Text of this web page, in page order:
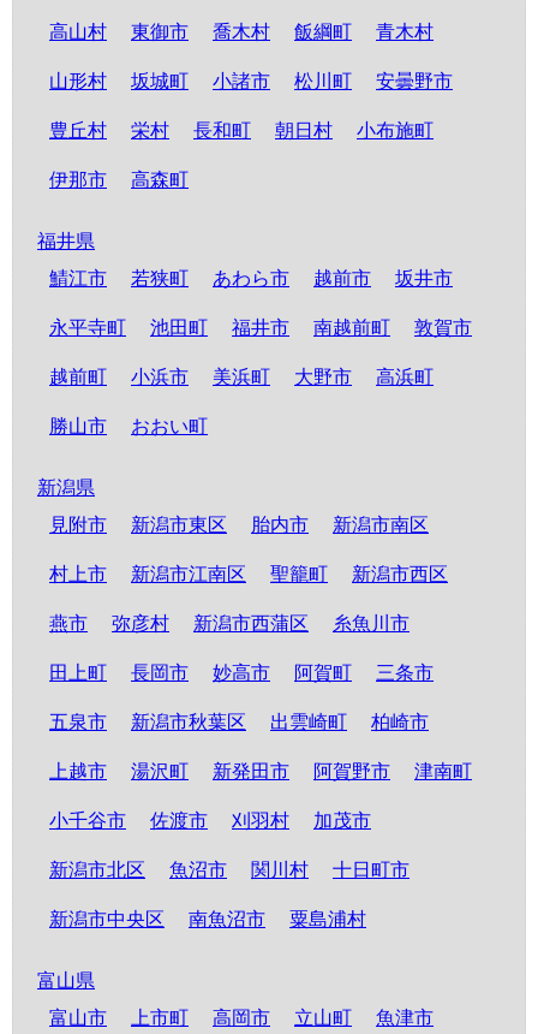
高山村 東御市 喬木村 飯綱町 青木村
山形村 坂城町 小諸市 松川町 安曇野市
豊丘村 栄村 長和町 朝日村 小布施町
伊那市 高森町
福井県
鯖江市
若狭町 あわら市 越前市 坂井市
永平寺町 池田町 福井市 南越前町 敦賀市
越前町 小浜市 美浜町 大野市 高浜町
勝山市 おおい町
新潟県
見附市
新潟市東区 胎内市 新潟市南区
村上市 新潟市江南区 聖籠町 新潟市西区
燕市 弥彦村 新潟市西蒲区 糸魚川市
田上町 長岡市 妙高市 阿賀町 三条市
五泉市 新潟市秋葉区 出雲崎町 柏崎市
上越市 湯沢町 新発田市 阿賀野市 津南町
小千谷市 佐渡市 刈羽村 加茂市
新潟市北区 魚沼市 関川村 十日町市
新潟市中央区 南魚沼市 粟島浦村
富山県
富山市
上市町 高岡市 立山町 魚津市